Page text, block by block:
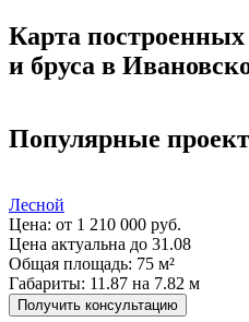
Карта построенных
и бруса в
Популярные
Лесной
Цена: от 1 210 000 руб.
Цена актуальна до 31.08
Общая площадь: 75 м²
Габариты: 11.87 на 7.82 м
Получить консультацию